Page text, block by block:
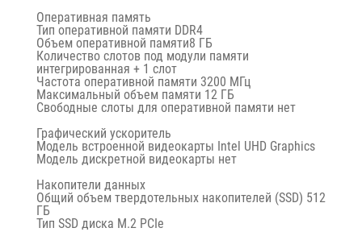
Оперативная память
Тип оперативной памяти DDR4
Объем оперативной памяти8 ГБ
Количество слотов под модули памяти
интегрированная + 1 слот
Частота оперативной памяти 3200 МГц
Максимальный объем памяти 12 ГБ
Свободные слоты для оперативной памяти нет
Графический ускоритель
Модель встроенной видеокарты Intel UHD Graphics
Модель дискретной видеокарты нет
Накопители данных
Общий объем твердотельных накопителей (SSD) 512
ГБ
Тип SSD диска M.2 PCIe